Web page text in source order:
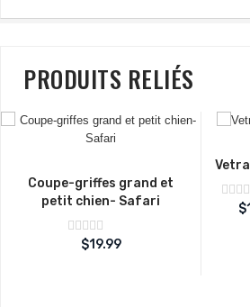
PRODUITS RELIÉS
Coupe-griffes grand et
petit chien- Safari
Note
sur
$19.99
Note
sur
$